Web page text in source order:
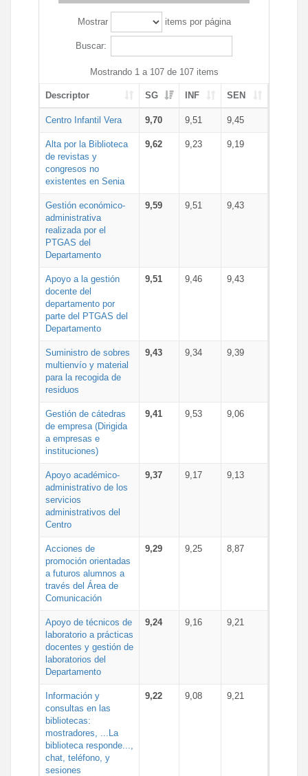
Mostrar items por página
Buscar:
Mostrando 1 a 107 de 107 items
Descriptor SG INF SEN
Centro Infantil Vera 9,70 9,51 9,45
Alta por la Biblioteca
de revistas y
congresos no
existentes en Senia
9,62 9,23 9,19
Gestión económico-
administrativa
realizada por el
PTGAS del
Departamento
9,59 9,51 9,43
Apoyo a la gestión
docente del
departamento por
parte del PTGAS del
Departamento
9,51 9,46 9,43
Suministro de sobres
multienvío y material
para la recogida de
residuos
9,43 9,34 9,39
Gestión de cátedras
de empresa (Dirigida
a empresas e
instituciones)
9,41 9,53 9,06
Apoyo académico-
administrativo de los
servicios
administrativos del
Centro
9,37 9,17 9,13
Acciones de
promoción orientadas
a futuros alumnos a
través del Área de
Comunicación
9,29 9,25 8,87
Apoyo de técnicos de
laboratorio a prácticas
docentes y gestión de
laboratorios del
Departamento
9,24 9,16 9,21
Información y
consultas en las
bibliotecas:
mostradores, ...La
biblioteca responde...,
chat, teléfono, y
sesiones
9,22 9,08 9,21